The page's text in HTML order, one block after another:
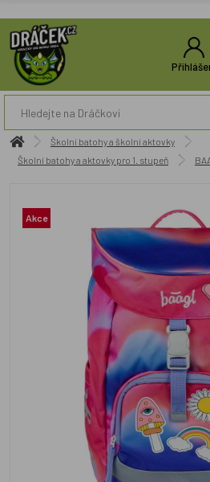
Školní batohy a školní aktovky
Školní batohy a aktovky pro 1. stupeň
Akce